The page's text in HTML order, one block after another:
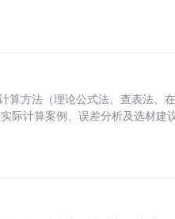
算方法（理论公式法、查表法、
际计算案例、误差分析及选材建